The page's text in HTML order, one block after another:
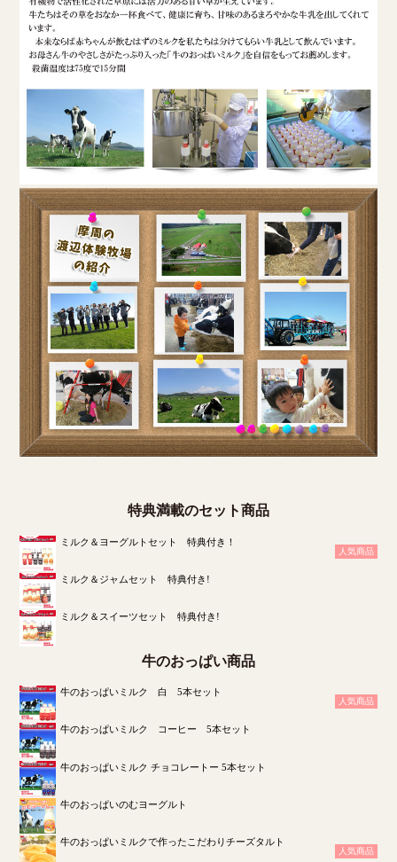
特典満載のセット商品
人気商品
ミルク＆ヨーグルトセット 特典付き！
ミルク＆ジャムセット 特典付き!
ミルク＆スイーツセット 特典付き!
牛のおっぱい商品
人気商品
牛のおっぱいミルク 白 5本セット
牛のおっぱいミルク コーヒー 5本セット
牛のおっぱいミルク チョコレートー 5本セット
牛のおっぱいのむヨーグルト
人気商品
牛のおっぱいミルクで作ったこだわりチーズタルト